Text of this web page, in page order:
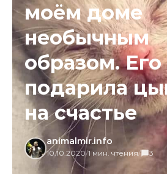
моём доме
необычным
образом.
подарила
на счастье
animalmir.info
10.10.2020/1 мин. чтения/ 3